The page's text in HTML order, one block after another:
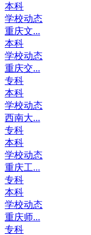
本科
学校动态
重庆文...
本科
学校动态
重庆交...
专科
本科
学校动态
西南大...
专科
本科
学校动态
重庆工...
专科
本科
学校动态
重庆师...
专科